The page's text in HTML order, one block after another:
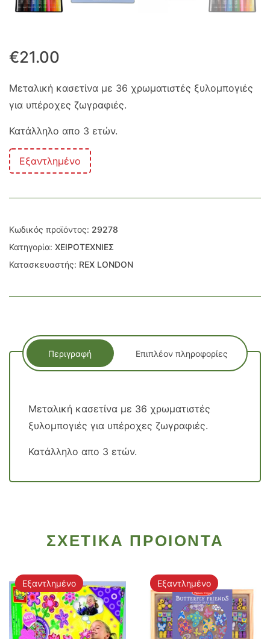
€21.00
Μεταλική κασετίνα με 36 χρωματιστές ξυλομπογιές
για υπέροχες ζωγραφιές.
Κατάλληλο απο 3 ετών.
Εξαντλημένο
Κωδικός προϊόντος: 29278
Κατηγορία: ΧΕΙΡΟΤΕΧΝΙΕΣ
Κατασκευαστής: REX LONDON
Περιγραφή Επιπλέον πληροφορίες
Μεταλική κασετίνα με 36 χρωματιστές
ξυλομπογιές για υπέροχες ζωγραφιές.
Κατάλληλο απο 3 ετών.
ΣΧΕΤΙΚΑ ΠΡΟΙΟΝΤΑ
Εξαντλημένο Εξαντλημένο